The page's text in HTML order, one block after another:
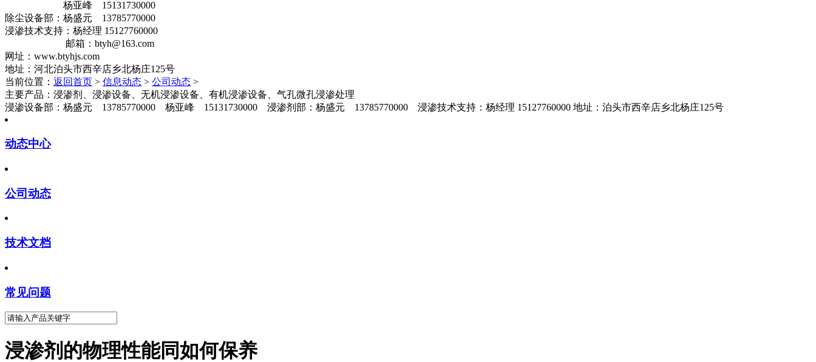
杨亚峰 15131730000
除尘设备部：杨盛元 13785770000
浸渗技术支持：杨经理 15127760000
邮箱：btyh@163.com
网址：www.btyhjs.com
地址：河北泊头市西辛店乡北杨庄125号
当前位置： 返回首页 > 信息动态 > 公司动态 >
主要产品： 浸渗剂、浸渗设备、无机浸渗设备、有机浸渗设备、气孔微孔浸渗处理
浸渗设备部：杨盛元 13785770000 杨亚峰 15131730000 浸渗剂部：杨盛元 13785770000 浸渗技术支持：杨经理 15127760000 地址：泊头市西辛店乡北杨庄125号
动态中心
公司动态
技术文档
常见问题
浸渗剂的物理性能同如何保养